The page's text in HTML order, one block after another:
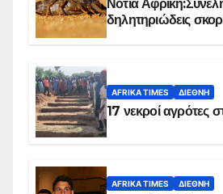
Νότια
δηλητηριώδεις
AFRIKA TIMES ΔΙΕΘΝΉ
17 νεκροί αγρότες
AFRIKA TIMES ΔΙΕΘΝΉ